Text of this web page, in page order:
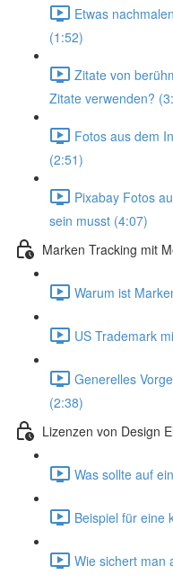
Etwas
(1:52)
Zitate von
Zitate verwenden?
Fotos aus dem
(2:51)
Pixabay Fotos
sein musst (4:07)
Marken Tracking mit
Warum ist
US Trademark
Generelles
(2:38)
Lizenzen von Design
Was sollte auf
Beispiel für eine
Wie sichert man